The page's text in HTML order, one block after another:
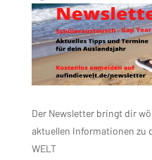
Der Newsletter bringt dir
aktuellen Informationen zu
WELT